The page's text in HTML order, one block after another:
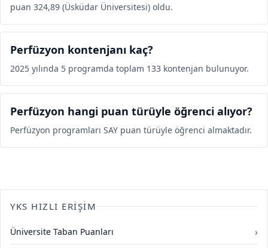
puan 324,89 (Üsküdar Üniversitesi) oldu.
Perfüzyon kontenjanı kaç?
2025 yılında 5 programda toplam 133 kontenjan bulunuyor.
Perfüzyon hangi puan türüyle öğrenci alıyor?
Perfüzyon programları SAY puan türüyle öğrenci almaktadır.
YKS HIZLI ERIŞIM
Üniversite Taban Puanları ›